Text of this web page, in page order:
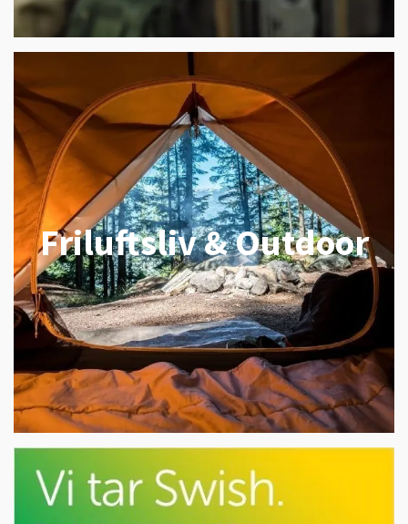
Friluftsliv & Outdoor